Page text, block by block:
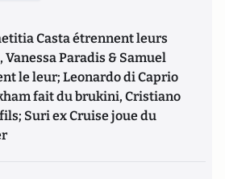
Casta étrennent leurs
Paradis & Samuel
le leur; Leonardo di Caprio
fait du brukini, Cristiano
Suri ex Cruise joue du